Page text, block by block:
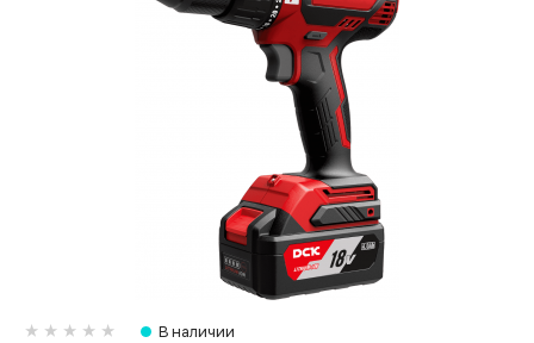
В наличии